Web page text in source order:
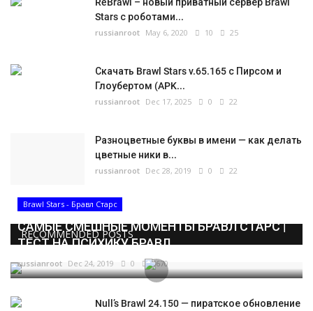
Stars с роботами...
russianroot May 6, 2020 10 25
Скачать Brawl Stars v.65.165 с Пирсом и
Глоубертом (APK...
russianroot Dec 17, 2025 0 22
Разноцветные буквы в имени — как делать
цветные ники в...
russianroot Dec 28, 2019 0 22
RECOMMENDED POSTS
Brawl Stars - Бравл Старс
САМЫЕ СМЕШНЫЕ МОМЕНТЫ БРАВЛ СТАРС |
ТЕСТ НА ПСИХИКУ БРАВЛ...
russianroot Dec 24, 2019 0 5670
Null’s Brawl 24.150 — пиратское обновление